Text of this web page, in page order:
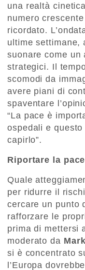
una realtà
numero
ricordato.
ultime settimane,
suonare come
strategici. Il
scomodi da
avere piani di
spaventare
“La pace è
ospedali e
capirlo”.
Riportare la
Quale
per ridurre il
cercare un punto
rafforzare le
prima di mettersi
moderato da
si è concentrato
l’Europa